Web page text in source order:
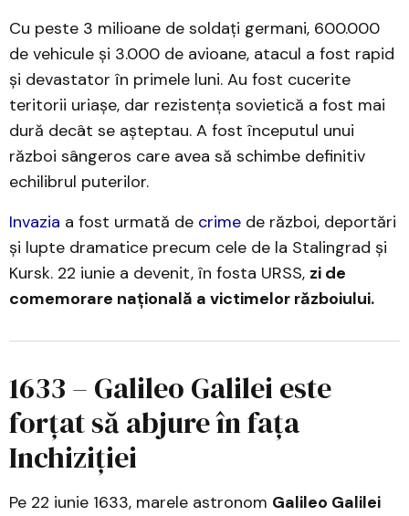
Cu peste 3 milioane de soldați germani, 600.000
de vehicule și 3.000 de avioane, atacul a fost rapid
și devastator în primele luni. Au fost cucerite
teritorii uriașe, dar rezistența sovietică a fost mai
dură decât se așteptau. A fost începutul unui
război sângeros care avea să schimbe definitiv
echilibrul puterilor.
Invazia a fost urmată de crime de război, deportări
și lupte dramatice precum cele de la Stalingrad și
Kursk. 22 iunie a devenit, în fosta URSS, zi de
comemorare națională a victimelor războiului.
1633 – Galileo Galilei este
forțat să abjure în fața
Inchiziției
Pe 22 iunie 1633, marele astronom Galileo Galilei